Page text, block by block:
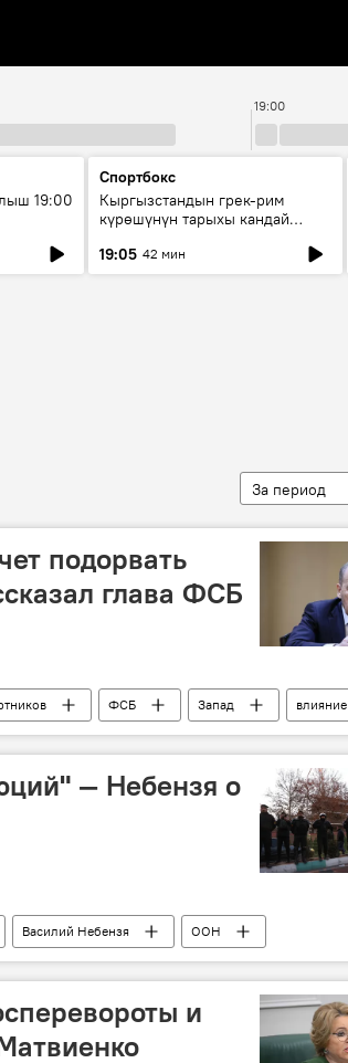
19:00
19:00
Спортбокс
Кыргызстандын грек-рим
күрөшүнүн тарыхы кандай
19:05 42 мин
За период
подорвать
глава ФСБ
ФСБ Запад влияние
— Небензя о
Василий Небензя ООН
и